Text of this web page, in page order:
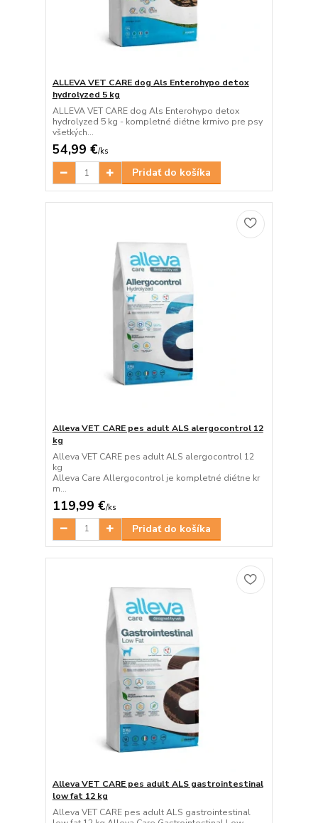
ALLEVA VET CARE dog Als Enterohypo detox
hydrolyzed 5 kg
ALLEVA VET CARE dog Als Enterohypo detox
hydrolyzed 5 kg - kompletné diétne krmivo pre psy
všetkých...
54,99 €/ks
Pridať do košíka
Alleva VET CARE pes adult ALS alergocontrol 12
kg
Alleva VET CARE pes adult ALS alergocontrol 12
kg
Alleva Care Allergocontrol je kompletné diétne kr
m...
119,99 €/ks
Pridať do košíka
Alleva VET CARE pes adult ALS gastrointestinal
low fat 12 kg
Alleva VET CARE pes adult ALS gastrointestinal